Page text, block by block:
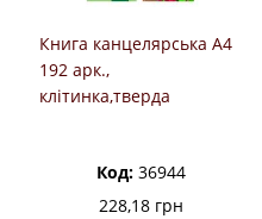
Книга канцелярська А4
192 арк.,
клітинка,тверда
Код: 36944
228,18 грн